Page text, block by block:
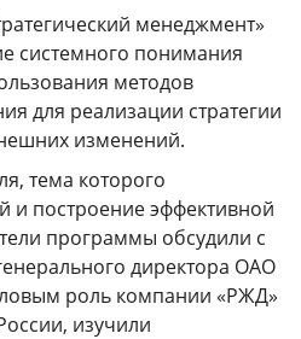
менеджмент»
системного понимания
методов
для реализации стратегии
изменений.
тема которого
и построение эффективной
программы обсудили с
директора ОАО
роль компании «РЖД»
изучили